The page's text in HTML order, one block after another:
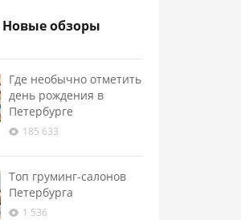
Новые обзоры
Где необычно отметить
день рождения в
Петербурге
185 633
Топ груминг-салонов
Петербурга
1 536